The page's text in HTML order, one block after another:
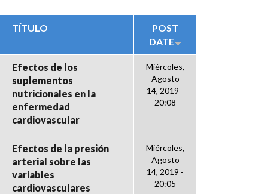
TÍTULO
POST
DATE
Efectos de los
suplementos
nutricionales en la
enfermedad
cardiovascular
Miércoles,
Agosto
14, 2019 -
20:08
Efectos de la presión
arterial sobre las
variables
cardiovasculares
Miércoles,
Agosto
14, 2019 -
20:05